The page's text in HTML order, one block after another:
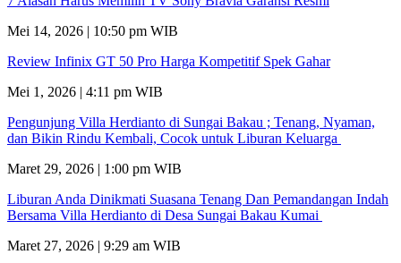
Mei 14, 2026 | 10:50 pm WIB
Review Infinix GT 50 Pro Harga Kompetitif Spek Gahar
Mei 1, 2026 | 4:11 pm WIB
Pengunjung Villa Herdianto di Sungai Bakau ; Tenang, Nyaman,
dan Bikin Rindu Kembali, Cocok untuk Liburan Keluarga
Maret 29, 2026 | 1:00 pm WIB
Liburan Anda Dinikmati Suasana Tenang Dan Pemandangan Indah
Bersama Villa Herdianto di Desa Sungai Bakau Kumai
Maret 27, 2026 | 9:29 am WIB